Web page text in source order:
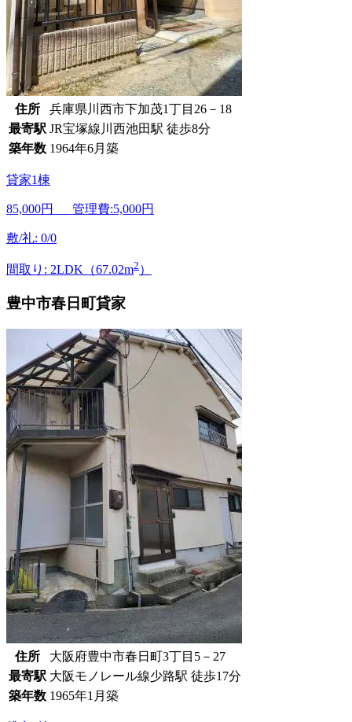
住所
兵庫県川西市下加茂1丁目26－18
最寄駅 JR宝塚線川西池田駅 徒歩8分
築年数 1964年6月築
貸家1棟
85,000円 管理費:5,000円
敷/礼: 0/0
間取り: 2LDK（67.02m2 ）
豊中市春日町貸家
住所
大阪府豊中市春日町3丁目5－27
最寄駅 大阪モノレール線少路駅 徒歩17分
築年数 1965年1月築